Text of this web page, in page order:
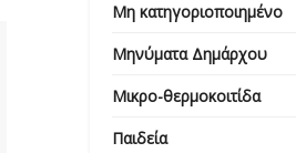
Μη κατηγοριοποιημένο
Μηνύματα Δημάρχου
Μικρο-θερμοκοιτίδα
Παιδεία